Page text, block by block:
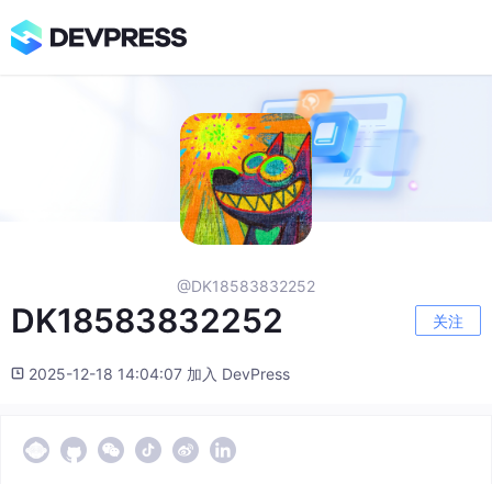
@DK18583832252
DK18583832252 关注
2025-12-18 14:04:07 加入 DevPress